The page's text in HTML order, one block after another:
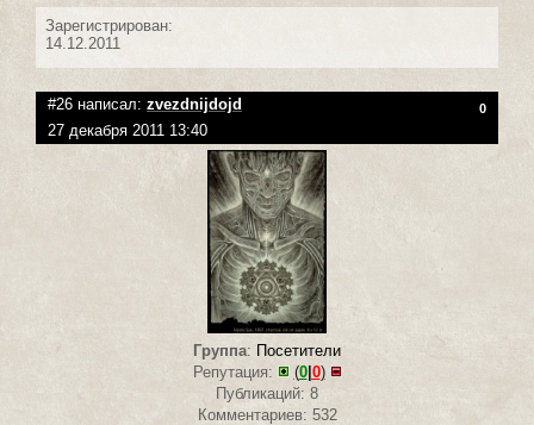
Зарегистрирован:
14.12.2011
#26 написал: zvezdnijdojd 0
27 декабря 2011 13:40
Группа: Посетители
Репутация:
(0|0)
Публикаций: 8
Комментариев: 532